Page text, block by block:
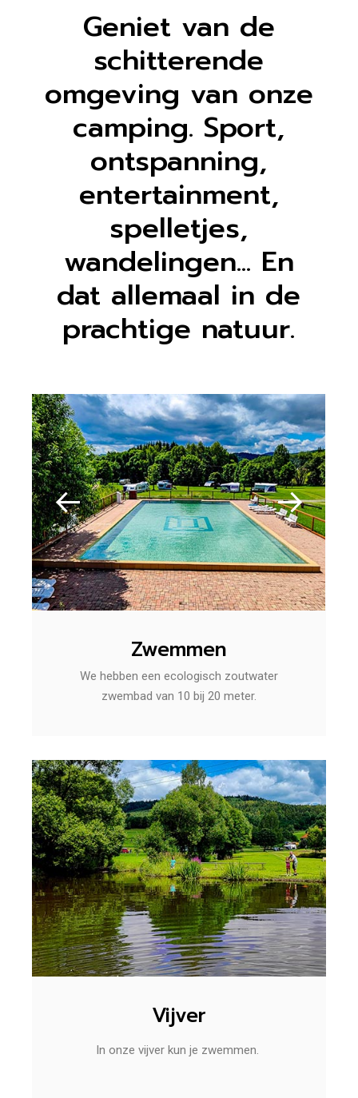
Geniet van de
schitterende
omgeving van onze
camping. Sport,
ontspanning,
entertainment,
spelletjes,
wandelingen... En
dat allemaal in de
prachtige natuur.
Zwemmen
We hebben een ecologisch zoutwater
zwembad van 10 bij 20 meter.
Vijver
In onze vijver kun je zwemmen.